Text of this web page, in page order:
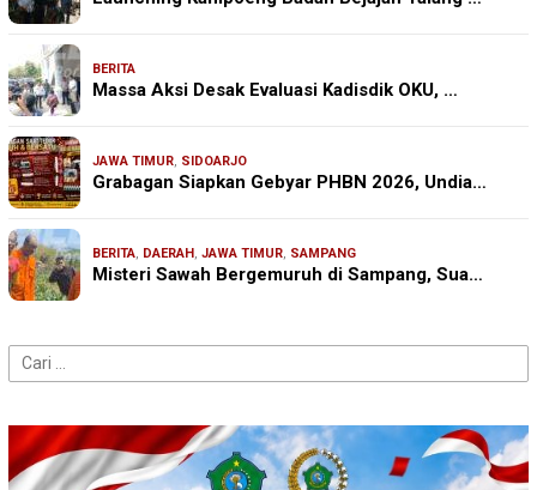
BERITA
Massa Aksi Desak Evaluasi Kadisdik OKU, …
JAWA TIMUR, SIDOARJO
Grabagan Siapkan Gebyar PHBN 2026, Undia…
BERITA, DAERAH , JAWA TIMUR, SAMPANG
Misteri Sawah Bergemuruh di Sampang, Sua…
Cari
untuk: